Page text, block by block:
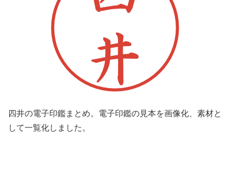
四井の電子印鑑まとめ。電子印鑑の見本を画像化、素材と
して一覧化しました。